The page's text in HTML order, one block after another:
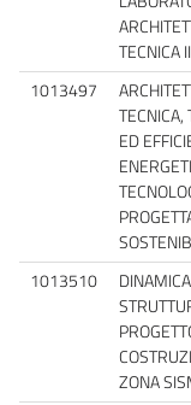
TECNICA II
1013497
TECNICA,
ED
1013510
ZONA